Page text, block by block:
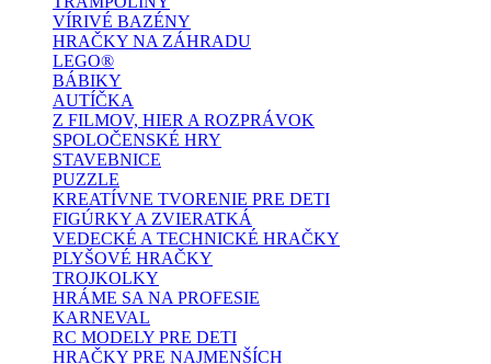
VÍRIVÉ BAZÉNY
HRAČKY NA ZÁHRADU
LEGO®
BÁBIKY
AUTÍČKA
Z FILMOV, HIER A ROZPRÁVOK
SPOLOČENSKÉ HRY
STAVEBNICE
PUZZLE
KREATÍVNE TVORENIE PRE DETI
FIGÚRKY A ZVIERATKÁ
VEDECKÉ A TECHNICKÉ HRAČKY
PLYŠOVÉ HRAČKY
TROJKOLKY
HRÁME SA NA PROFESIE
KARNEVAL
RC MODELY PRE DETI
HRAČKY PRE NAJMENŠÍCH